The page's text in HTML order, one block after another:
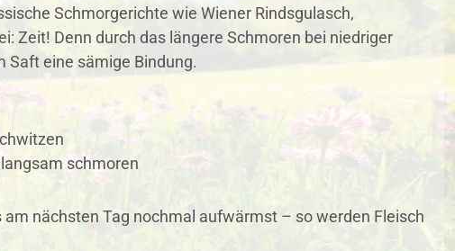
Schmorgerichte wie Wiener Rindsgulasch,
Zeit! Denn durch das längere Schmoren bei niedriger
Saft eine sämige Bindung.
schmoren
nächsten Tag nochmal aufwärmst – so werden Fleisch